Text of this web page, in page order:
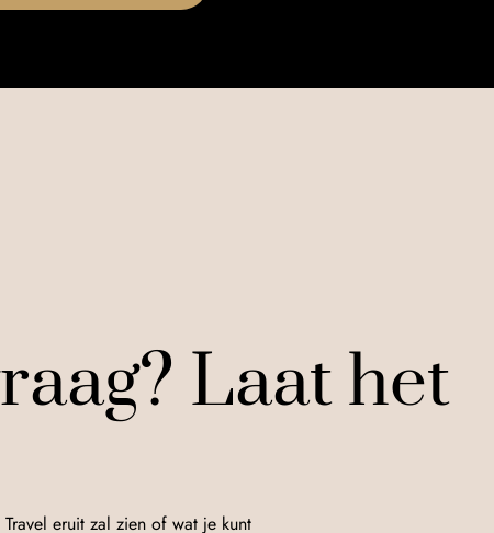
Laat het
eruit zal zien of wat je kunt